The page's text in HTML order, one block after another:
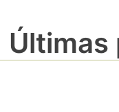
Últimas